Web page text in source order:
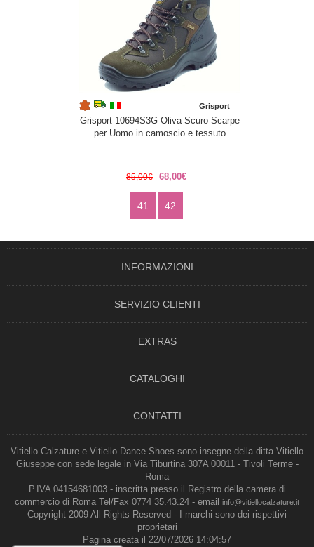
Grisport
Grisport 10694S3G Oliva Scuro Scarpe
per Uomo in camoscio e tessuto
85,00€ 68,00€
41 42
INFORMAZIONI
SERVIZIO CLIENTI
EXTRAS
CATALOGHI
CONTATTI
Vitiello Calzature e Vitiello Dance Shoes sono insegne della ditta Vitiello
Giuseppe con sede legale in Via Tiburtina 307A 00011 - Tivoli Terme -
Roma
P.IVA 04154681003 - inscritta presso il Registro della camera di
commercio di Roma Tel/Fax 0774 35.43.24 - email
info@vitiellocalzature.it
Copyright 2009 All Rights Reserved - I marchi sono dei rispettivi
proprietari
Pagina creata il 22/07/2026 14:04:57